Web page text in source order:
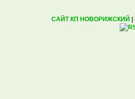
САЙТ КП НОВОРИЖСКИЙ